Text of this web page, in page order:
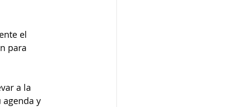
el
para
a la
y